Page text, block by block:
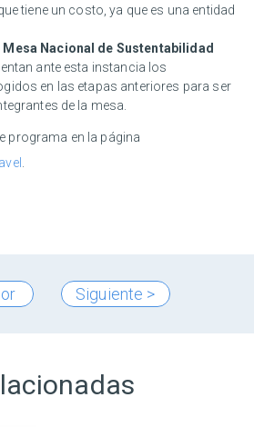
tiene un costo, ya que es una entidad
Nacional de Sustentabilidad
ante esta instancia los
en las etapas anteriores para ser
de la mesa.
programa en la página
Siguiente >